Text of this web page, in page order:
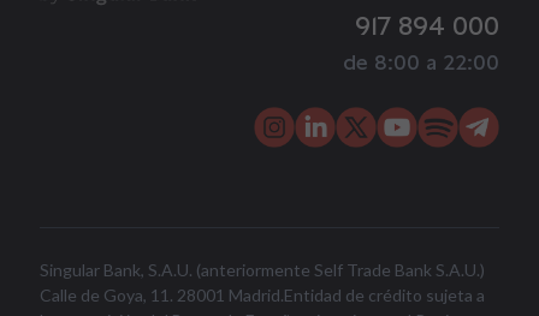
917 894 000
de 8:00 a 22:00
Singular Bank, S.A.U. (anteriormente Self Trade Bank S.A.U.)
Calle de Goya, 11. 28001 Madrid.Entidad de crédito sujeta a